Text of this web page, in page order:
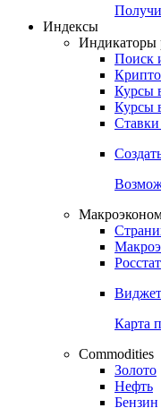
Индексы
Индикаторы
Поиск
Курсы
Курсы
Росстат
Карта
Commodities
Золото
Нефть
Бензин